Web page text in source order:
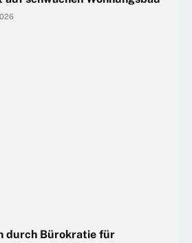
durch Bürokratie für